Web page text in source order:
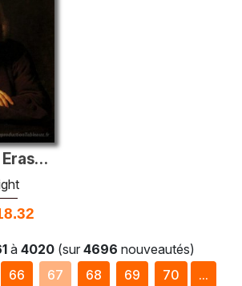
Portrait du Dr Erasmus Darwin (1731-1802) Scientifique, inventeu
à 4020(sur 4696 nouveautés)
66 67 68 69 70
...